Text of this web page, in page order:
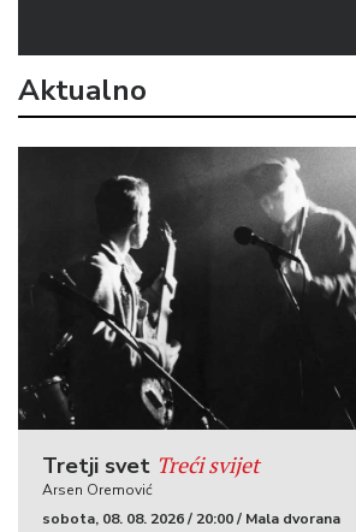
Aktualno
Tretji svet Treći svijet
Arsen Oremović
sobota, 08. 08. 2026 / 20:00 / Mala dvorana